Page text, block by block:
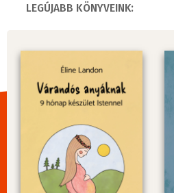
LEGÚJABB KÖNYVEINK: